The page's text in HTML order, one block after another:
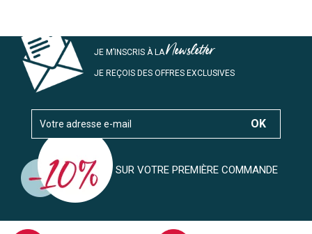
JE M’INSCRIS À LANewsletter
JE REÇOIS DES OFFRES EXCLUSIVES
SUR VOTRE PREMIÈRE COMMANDE